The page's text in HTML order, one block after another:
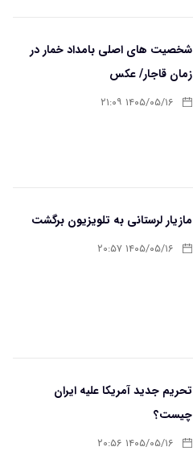
شخصیت های اصلی بامداد خمار در
زمان قاجار/ عکس
۱۴۰۵/۰۵/۱۶ ۲۱:۰۹
مازیار لرستانی به تلویزیون برگشت
۱۴۰۵/۰۵/۱۶ ۲۰:۵۷
تحریم‌ جدید آمریکا علیه ایران
چیست؟
۱۴۰۵/۰۵/۱۶ ۲۰:۵۶